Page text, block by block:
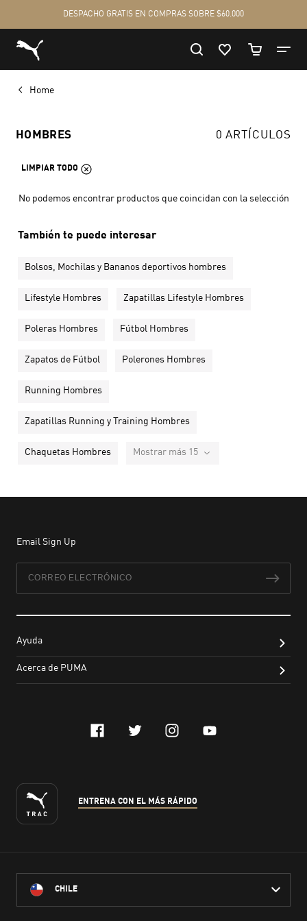
Home
HOMBRES 0 ARTÍCULOS
LIMPIAR TODO
No podemos encontrar productos que coincidan con la selección
También te puede interesar
Bolsos, Mochilas y Bananos deportivos hombres
Lifestyle Hombres Zapatillas Lifestyle Hombres
Poleras Hombres Fútbol Hombres
Zapatos de Fútbol Polerones Hombres
Running Hombres
Zapatillas Running y Training Hombres
Chaquetas Hombres Mostrar más 15